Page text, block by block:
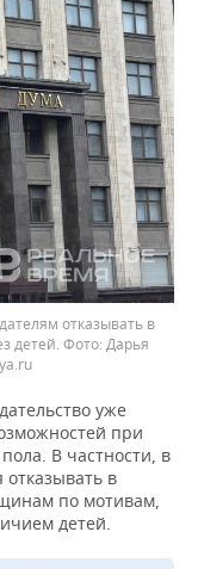
отказывать в
детей.
Дарья
уже
при
В частности, в
отказывать в
по мотивам,
детей.